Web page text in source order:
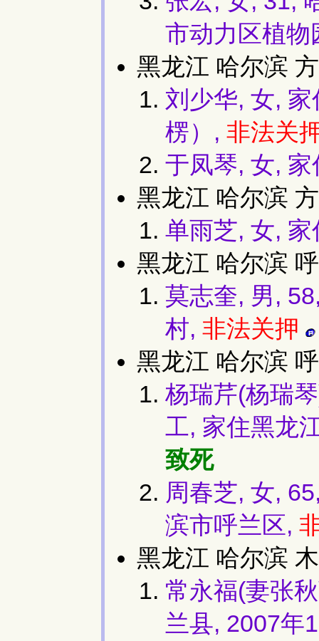
市动力区植物
黑龙江 哈尔滨
刘少华, 女,
楞）, 非法关
于凤琴, 女,
黑龙江 哈尔滨
单雨芝, 女,
黑龙江 哈尔滨
莫志奎, 男,
村, 非法关押
黑龙江 哈尔滨
杨瑞芹(杨瑞
工, 家住黑龙
致死
周春芝, 女,
滨市呼兰区,
黑龙江 哈尔滨
常永福(妻张
兰县, 2007年